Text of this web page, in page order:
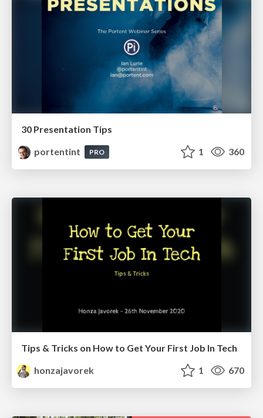
30 Presentation Tips
portentint
PRO 1 360
Tips & Tricks on How to Get Your First Job In Tech
honzajavorek
1 670